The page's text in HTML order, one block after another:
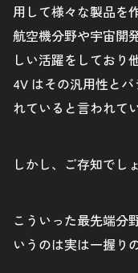
用して様々な製品を
航空機分野や宇宙開
しい活躍をしており
4V はその汎用性と
れていると言われて
しかし、ご存知でし
こういった最先端分
いうのは実は一握り